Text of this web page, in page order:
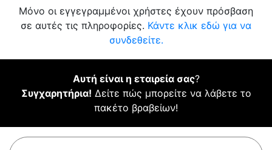
Μόνο οι εγγεγραμμένοι χρήστες έχουν πρόσβαση
σε αυτές τις πληροφορίες. Κάντε κλικ εδώ για να
συνδεθείτε.
Αυτή είναι η εταιρεία σας?
Συγχαρητήρια! Δείτε πώς μπορείτε να λάβετε το
πακέτο βραβείων!